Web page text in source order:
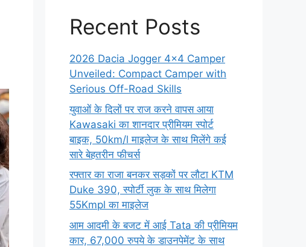
Recent Posts
2026 Dacia Jogger 4×4 Camper
Unveiled: Compact Camper with
Serious Off-Road Skills
युवाओं के दिलों पर राज करने वापस आया
Kawasaki का शानदार प्रीमियम स्पोर्ट
बाइक, 50km/l माइलेज के साथ मिलेंगे कई
सारे बेहतरीन फीचर्स
रफ्तार का राजा बनकर सड़कों पर लौटा KTM
Duke 390, स्पोर्टी लुक के साथ मिलेगा
55Kmpl का माइलेज
आम आदमी के बजट में आई Tata की प्रीमियम
कार, 67,000 रुपये के डाउनपेमेंट के साथ